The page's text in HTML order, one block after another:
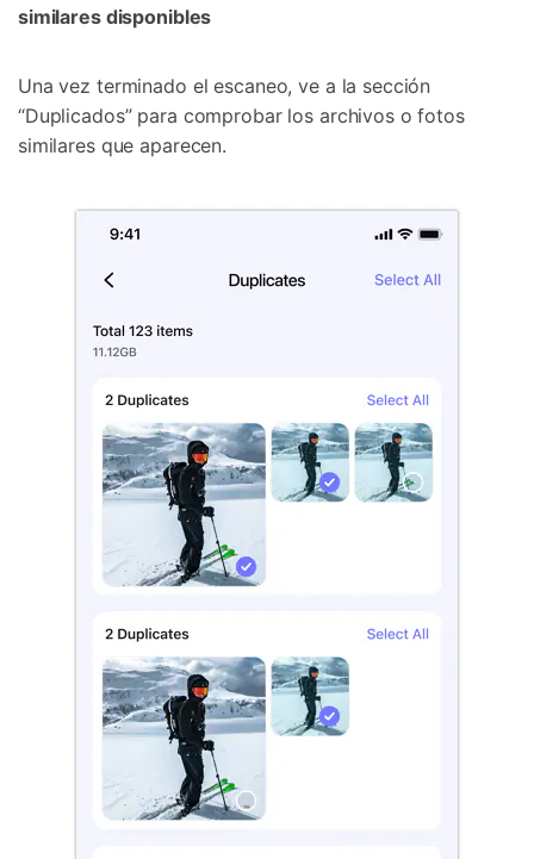
similares disponibles
Una vez terminado el escaneo, ve a la sección
“Duplicados” para comprobar los archivos o fotos
similares que aparecen.